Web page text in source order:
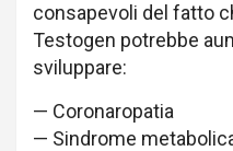
consapevoli del fatto
Testogen potrebbe
sviluppare:
— Coronaropatia
— Sindrome